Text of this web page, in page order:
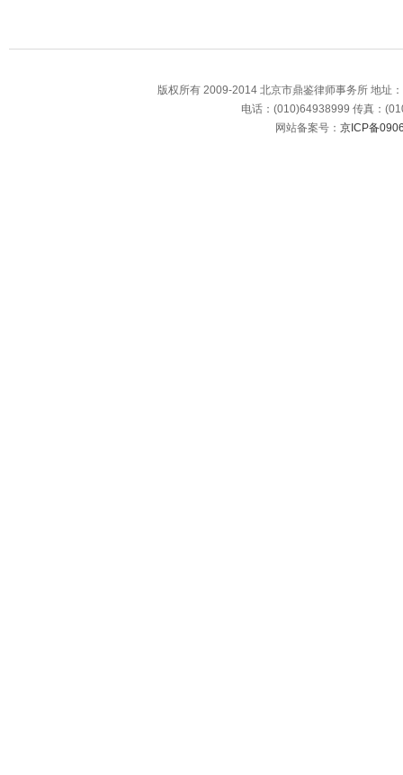
版权所有 2009-2014 北京市鼎鉴律师事务所 地址
电话：(010)64938999 传真：
网站备案号： 京ICP备